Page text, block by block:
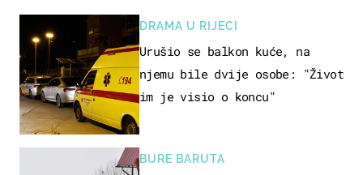
DRAMA U RIJECI
Urušio se balkon kuće, na
njemu bile dvije osobe: "Život
im je visio o koncu"
BURE BARUTA